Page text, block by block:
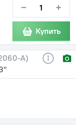
− +
Купить
А)